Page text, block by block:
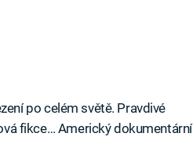
po celém světě. Pravdivé
fikce… Americký dokumentární